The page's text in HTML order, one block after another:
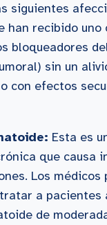
siguientes
han recibido uno
bloqueadores
sin un
con efectos
Esta es
que causa
Los médicos
a pacientes
de